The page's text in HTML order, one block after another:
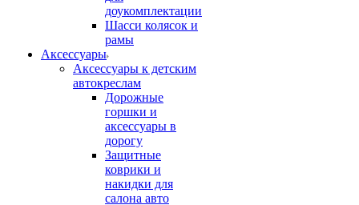
доукомплектации
Шасси колясок и
рамы
Аксессуары
Аксессуары к детским
автокреслам
Дорожные
горшки и
аксессуары в
дорогу
Защитные
коврики и
накидки для
салона авто